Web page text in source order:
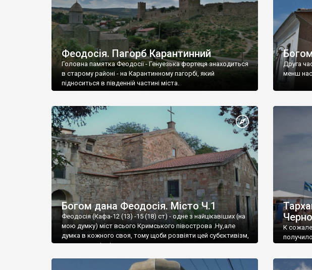
Феодосія. Пагорб Карантинний
Головна памятка Феодосії - Генуезька фортеця знаходиться
в старому районі - на Карантинному пагорбі, який
підноситься в південній частині міста.
Друга
менш
Богом дана Феодосія. Місто Ч.1
Феодосія (Кафа-12 (13) -15 (18) ст) - одне з найцікавіших (на
мою думку) міст всього Кримського півострова .Ну,але
думка в кожного своя, тому щоби розвіяти цей субєктивізм,
запрошую відвідати це
К